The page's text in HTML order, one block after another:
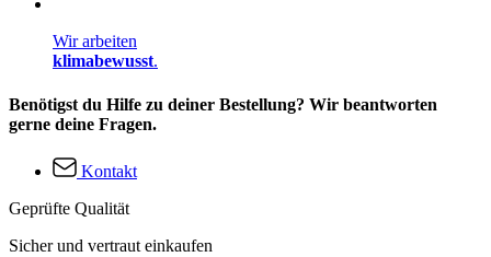
Wir arbeiten
klimabewusst.
Benötigst du Hilfe zu deiner Bestellung? Wir beantworten
gerne deine Fragen.
Kontakt
Geprüfte Qualität
Sicher und vertraut einkaufen